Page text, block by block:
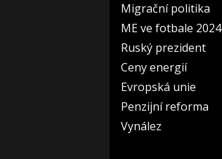
Migrační politika
ME ve fotbale 2024
Ruský prezident
Ceny energií
Evropská unie
Penzijní reforma
Vynález